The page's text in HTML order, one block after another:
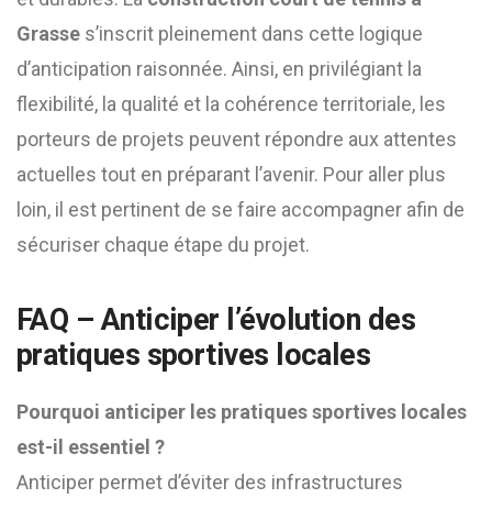
Grasse s’inscrit pleinement dans cette logique
d’anticipation raisonnée. Ainsi, en privilégiant la
flexibilité, la qualité et la cohérence territoriale, les
porteurs de projets peuvent répondre aux attentes
actuelles tout en préparant l’avenir. Pour aller plus
loin, il est pertinent de se faire accompagner afin de
sécuriser chaque étape du projet.
FAQ – Anticiper l’évolution des
pratiques sportives locales
Pourquoi anticiper les pratiques sportives locales
est-il essentiel ?
Anticiper permet d’éviter des infrastructures